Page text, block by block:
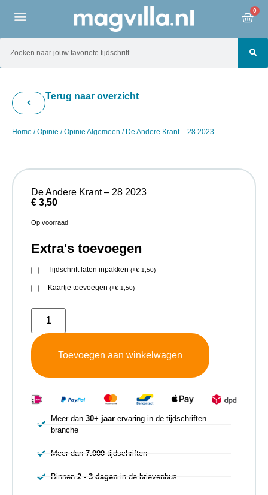
0
Terug naar overzicht
Home /Opinie /Opinie Algemeen / De Andere Krant – 28 2023
De Andere Krant – 28 2023
€ 3,50
Op voorraad
Extra's toevoegen
Tijdschrift laten inpakken (+€ 1,50)
Kaartje toevoegen (+€ 1,50)
Toevoegen aan winkelwagen
Meer dan 30+ jaarervaring in de tijdschriften
branche
Meer dan 7.000tijdschriften
Binnen 2 - 3 dagenin de brievenbus